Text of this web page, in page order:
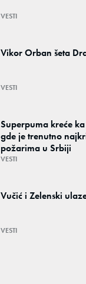
VESTI
Vikor Orban šeta
VESTI
Superpuma kreće
gde je trenutno
požarima u Srbiji
VESTI
Vučić i Zelenski
VESTI